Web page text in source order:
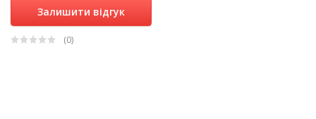
(0)
Залишити відгук